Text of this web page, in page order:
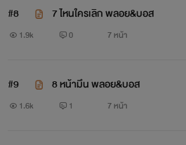
#8 7 ไหนใครเลิก พลอย&บอส
1.9k 0 7 หน้า
#9 8 หน้ามึน พลอย&บอส
1.6k 1 7 หน้า